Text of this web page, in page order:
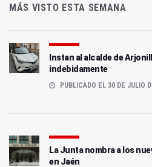
MÁS VISTO ESTA SEMANA
Instan al alcalde de
indebidamente
PUBLICADO EL 30 DE JULIO
La Junta nombra a los
en Jaén